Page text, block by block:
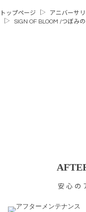
トップページ
アニバーサ
SIGN OF BLOOM /つぼみ
安心の